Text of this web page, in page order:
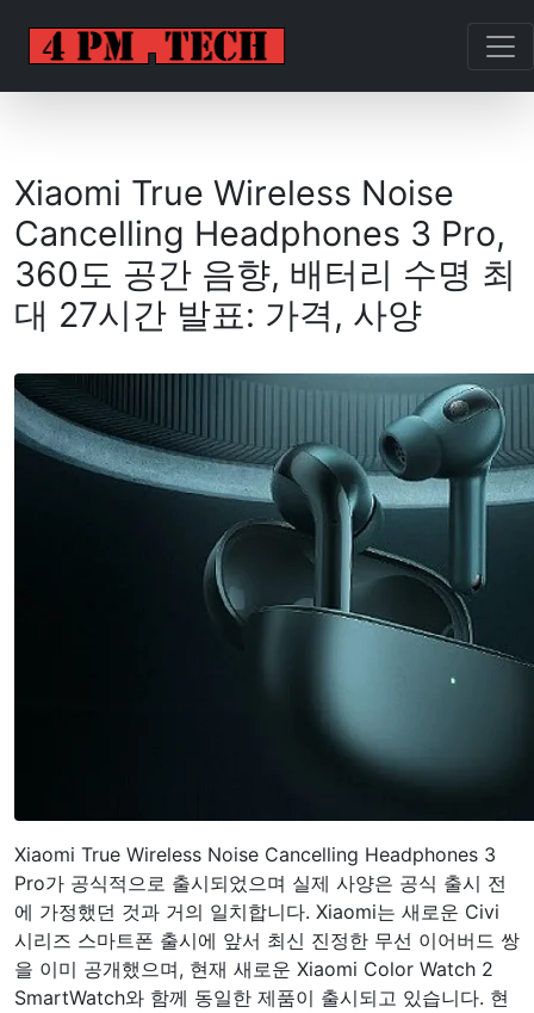
Xiaomi True Wireless Noise
Cancelling Headphones 3 Pro,
360도 공간 음향, 배터리 수명 최
대 27시간 발표: 가격, 사양
Xiaomi True Wireless Noise Cancelling Headphones 3
Pro가 공식적으로 출시되었으며 실제 사양은 공식 출시 전
에 가정했던 것과 거의 일치합니다. Xiaomi는 새로운 Civi
시리즈 스마트폰 출시에 앞서 최신 진정한 무선 이어버드 쌍
을 이미 공개했으며, 현재 새로운 Xiaomi Color Watch 2
SmartWatch와 함께 동일한 제품이 출시되고 있습니다. 현